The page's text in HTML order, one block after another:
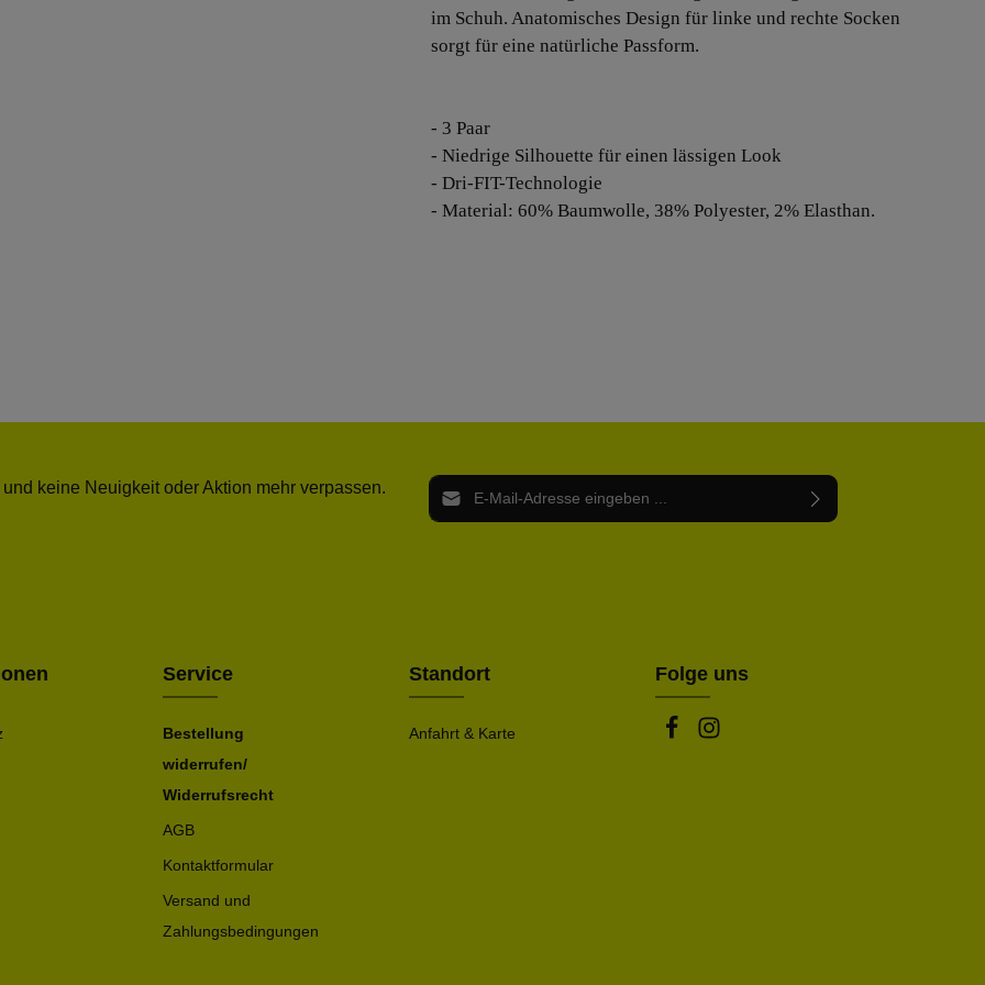
im Schuh. Anatomisches Design für linke und rechte Socken
sorgt für eine natürliche Passform.
- 3 Paar
- Niedrige Silhouette für einen lässigen Look
- Dri-FIT-Technologie
- Material: 60% Baumwolle, 38% Polyester, 2% Elasthan.
keine Neuigkeit oder Aktion mehr verpassen. E-Mail-Adresse*
Service
Bestellung
widerrufen/
Widerrufsrecht
AGB
Kontaktformular
Versand und
Zahlungsbedingungen
Standort
Anfahrt & Karte
Folge uns